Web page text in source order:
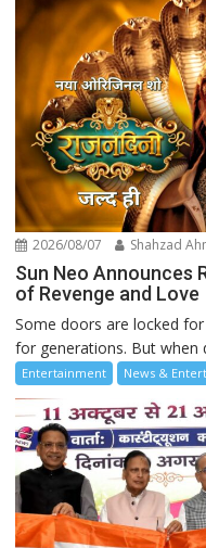
2026/08/07 Shahzad
Sun Neo Announces
of Revenge and Love
Some doors are locked
for generations. But when
Entertainment News &